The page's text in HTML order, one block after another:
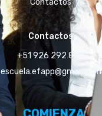
Contactos
Contactos
+51 926 292 856
escuela.efapp@gmail.com